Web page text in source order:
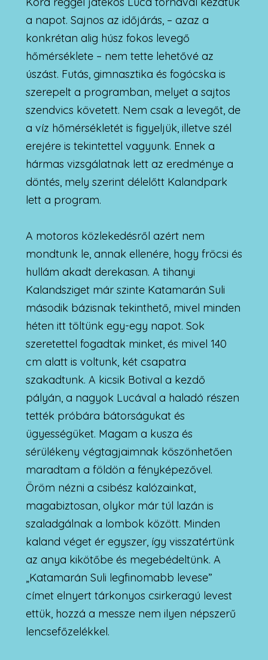
a napot. Sajnos az időjárás, – azaz a
konkrétan alig húsz fokos levegő
hőmérséklete – nem tette lehetővé az
úszást. Futás, gimnasztika és fogócska is
szerepelt a programban, melyet a sajtos
szendvics követett. Nem csak a levegőt, de
a víz hőmérsékletét is figyeljük, illetve szél
erejére is tekintettel vagyunk. Ennek a
hármas vizsgálatnak lett az eredménye a
döntés, mely szerint délelőtt Kalandpark
lett a program.
A motoros közlekedésről azért nem
mondtunk le, annak ellenére, hogy fröcsi és
hullám akadt derekasan. A tihanyi
Kalandsziget már szinte Katamarán Suli
második bázisnak tekinthető, mivel minden
héten itt töltünk egy-egy napot. Sok
szeretettel fogadtak minket, és mivel 140
cm alatt is voltunk, két csapatra
szakadtunk. A kicsik Botival a kezdő
pályán, a nagyok Lucával a haladó részen
tették próbára bátorságukat és
ügyességüket. Magam a kusza és
sérülékeny végtagjaimnak köszönhetően
maradtam a földön a fényképezővel.
Öröm nézni a csibész kalózainkat,
magabiztosan, olykor már túl lazán is
szaladgálnak a lombok között. Minden
kaland véget ér egyszer, így visszatértünk
az anya kikötőbe és megebédeltünk. A
„Katamarán Suli legfinomabb levese”
címet elnyert tárkonyos csirkeragú levest
ettük, hozzá a messze nem ilyen népszerű
lencsefőzelékkel.